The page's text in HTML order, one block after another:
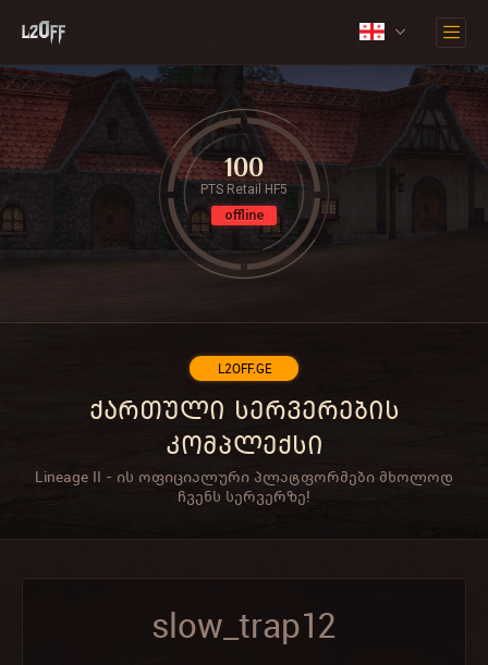
L2OFF.GE
ქართული სერვერების
კომპლექსი
Lineage II - ის ოფიციალური პლატფორმები მხოლოდ
ჩვენს სერვერზე!
100
PTS Retail HF5
offline
slow_trap12